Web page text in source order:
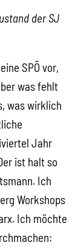
der SJ
SPÖ vor,
was fehlt
was wirklich
Jahr
ist halt so
Ich
Workshops
Ich möchte